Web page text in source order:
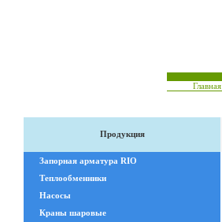
Главная
Продукция
Запорная арматура RIO
Теплообменники
Насосы
Краны шаровые